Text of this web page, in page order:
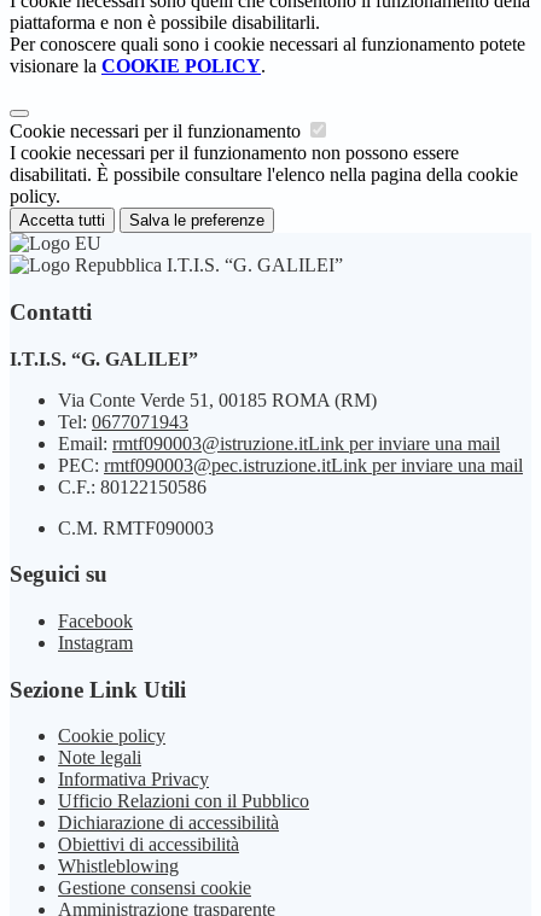
piattaforma e non è possibile disabilitarli.
Per conoscere quali sono i cookie necessari al funzionamento potete
visionare la COOKIE POLICY.
Cookie necessari per il funzionamento
I cookie necessari per il funzionamento non possono essere
disabilitati. È possibile consultare l'elenco nella pagina della cookie
policy.
Accetta tutti Salva le preferenze
I.T.I.S. “G. GALILEI”
Contatti
I.T.I.S. “G. GALILEI”
Via Conte Verde 51, 00185 ROMA (RM)
Tel: 0677071943
Email: rmtf090003@istruzione.itLink per inviare una mail
PEC: rmtf090003@pec.istruzione.itLink per inviare una mail
C.F.: 80122150586
C.M. RMTF090003
Seguici su
Facebook
Instagram
Sezione Link Utili
Cookie policy
Note legali
Informativa Privacy
Ufficio Relazioni con il Pubblico
Dichiarazione di accessibilità
Obiettivi di accessibilità
Whistleblowing
Gestione consensi cookie
Amministrazione trasparente